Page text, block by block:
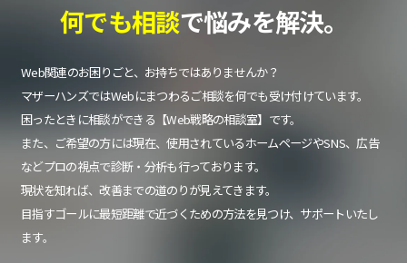
何でも相談で悩みを解決。
Web関連のお困りごと、お持ちではありませんか？
マザーハンズではWebにまつわるご相談を何でも受け付けています。
困ったときに相談ができる【Web戦略の相談室】です。
また、ご希望の方には現在、使用されているホームページやSNS、広告
などプロの視点で診断・分析も行っております。
現状を知れば、改善までの道のりが見えてきます。
目指すゴールに最短距離で近づくための方法を見つけ、サポートいたし
ます。